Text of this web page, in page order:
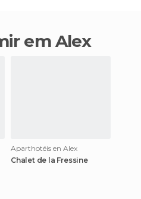
em Alex
Aparthotéis en Alex
Chalet de la Fressine